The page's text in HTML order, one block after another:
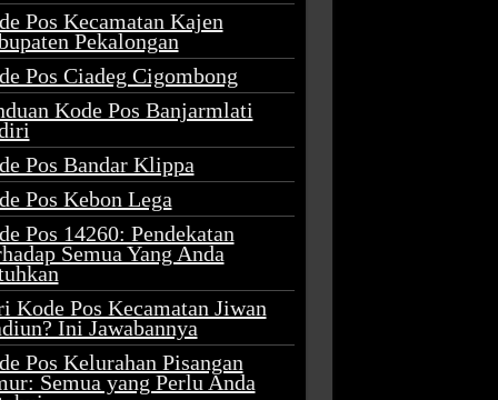
Pos Kecamatan Kajen
Pekalongan
Pos Ciadeg Cigombong
Kode Pos Banjarmlati
Pos Bandar Klippa
Pos Kebon Lega
Pos 14260: Pendekatan
Semua Yang Anda
Kode Pos Kecamatan Jiwan
Ini Jawabannya
Pos Kelurahan Pisangan
Semua yang Perlu Anda